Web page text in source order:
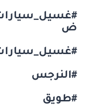
ض
#النرجس
#طويق